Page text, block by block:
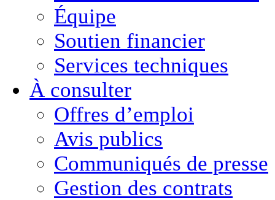
Équipe
Soutien financier
Services techniques
À consulter
Offres d’emploi
Avis publics
Communiqués de presse
Gestion des contrats